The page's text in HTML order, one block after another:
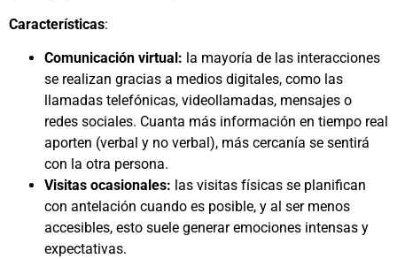
Características:
Comunicación virtual: la mayoría de las interacciones
se realizan gracias a medios digitales, como las
llamadas telefónicas, videollamadas, mensajes o
redes sociales. Cuanta más información en tiempo real
aporten (verbal y no verbal), más cercanía se sentirá
con la otra persona.
Visitas ocasionales: las visitas físicas se planifican
con antelación cuando es posible, y al ser menos
accesibles, esto suele generar emociones intensas y
expectativas.